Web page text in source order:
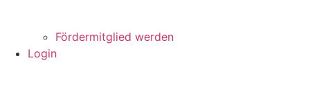
Fördermitglied werden
Login